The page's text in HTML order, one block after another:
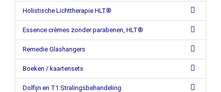
Holistische Lichttherapie HLT®
Essence crèmes zonder parabenen, HLT®
Remedie Glashangers
Boeken / kaartensets
Dolfijn en T1 Stralingsbehandeling